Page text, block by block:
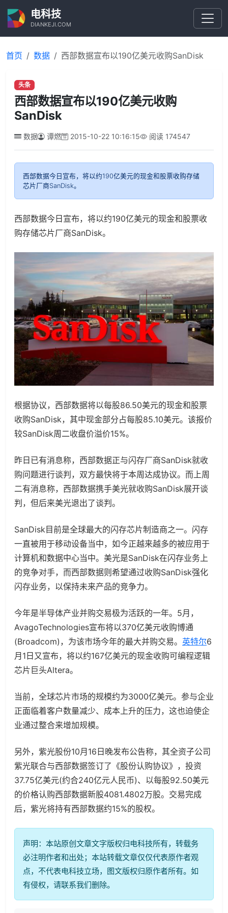
电科技
DIANKEJI.COM
首页 数据 西部数据宣布以190亿美元收购SanDisk
头条
西部数据宣布以190亿美元收购
SanDisk
数据 谭燃 2015-10-22 10:16:15 阅读 174547
西部数据今日宣布，将以约190亿美元的现金和股票收购存储
芯片厂商SanDisk。
西部数据今日宣布，将以约190亿美元的现金和股票收
购存储芯片厂商SanDisk。
根据协议，西部数据将以每股86.50美元的现金和股票
收购SanDisk，其中现金部分占每股85.10美元。该报价
较SanDisk周二收盘价溢价15%。
昨日已有消息称，西部数据正与闪存厂商SanDisk就收
购问题进行谈判，双方最快将于本周达成协议。而上周
二有消息称，西部数据携手美光就收购SanDisk展开谈
判，但后来美光退出了谈判。
SanDisk目前是全球最大的闪存芯片制造商之一。闪存
一直被用于移动设备当中，如今正越来越多的被应用于
计算机和数据中心当中。美光是SanDisk在闪存业务上
的竞争对手，而西部数据则希望通过收购SanDisk强化
闪存业务，以保持未来产品的竞争力。
今年是半导体产业并购交易极为活跃的一年。5月，
AvagoTechnologies宣布将以370亿美元收购博通
(Broadcom)，为该市场今年的最大并购交易。 英特尔6
月1日又宣布，将以约167亿美元的现金收购可编程逻辑
芯片巨头Altera。
当前，全球芯片市场的规模约为3000亿美元。参与企业
正面临着客户数量减少、成本上升的压力，这也迫使企
业通过整合来增加规模。
另外，紫光股份10月16日晚发布公告称，其全资子公司
紫光联合与西部数据签订了《股份认购协议》，投资
37.75亿美元(约合240亿元人民币)、以每股92.50美元
的价格认购西部数据新股4081.4802万股。交易完成
后，紫光将持有西部数据约15%的股权。
声明：本站原创文章文字版权归电科技所有，转载务
必注明作者和出处；本站转载文章仅仅代表原作者观
点，不代表电科技立场，图文版权归原作者所有。如
有侵权，请联系我们删除。